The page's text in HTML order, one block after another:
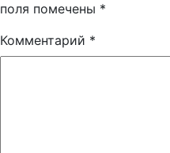
поля помечены *
Комментарий *